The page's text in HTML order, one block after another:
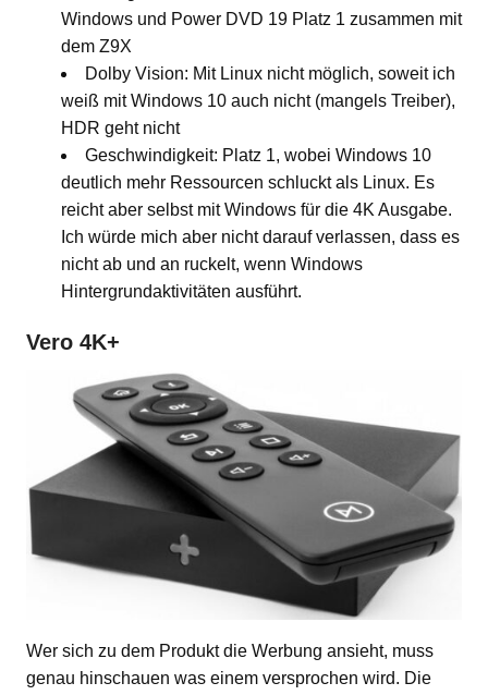
Windows und Power DVD 19 Platz 1 zusammen mit
dem Z9X
Dolby Vision: Mit Linux nicht möglich, soweit ich
weiß mit Windows 10 auch nicht (mangels Treiber),
HDR geht nicht
Geschwindigkeit: Platz 1, wobei Windows 10
deutlich mehr Ressourcen schluckt als Linux. Es
reicht aber selbst mit Windows für die 4K Ausgabe.
Ich würde mich aber nicht darauf verlassen, dass es
nicht ab und an ruckelt, wenn Windows
Hintergrundaktivitäten ausführt.
Vero 4K+
Wer sich zu dem Produkt die Werbung ansieht, muss
genau hinschauen was einem versprochen wird. Die